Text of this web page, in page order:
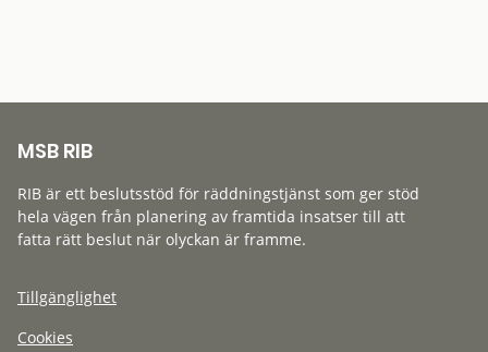
MSB RIB
RIB är ett beslutsstöd för räddningstjänst som ger stöd
hela vägen från planering av framtida insatser till att
fatta rätt beslut när olyckan är framme.
Tillgänglighet
Cookies